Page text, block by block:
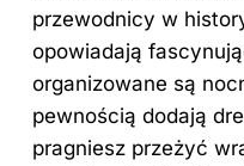
przewodnicy w
opowiadają
organizowane są
pewnością dodają
pragniesz przeżyć